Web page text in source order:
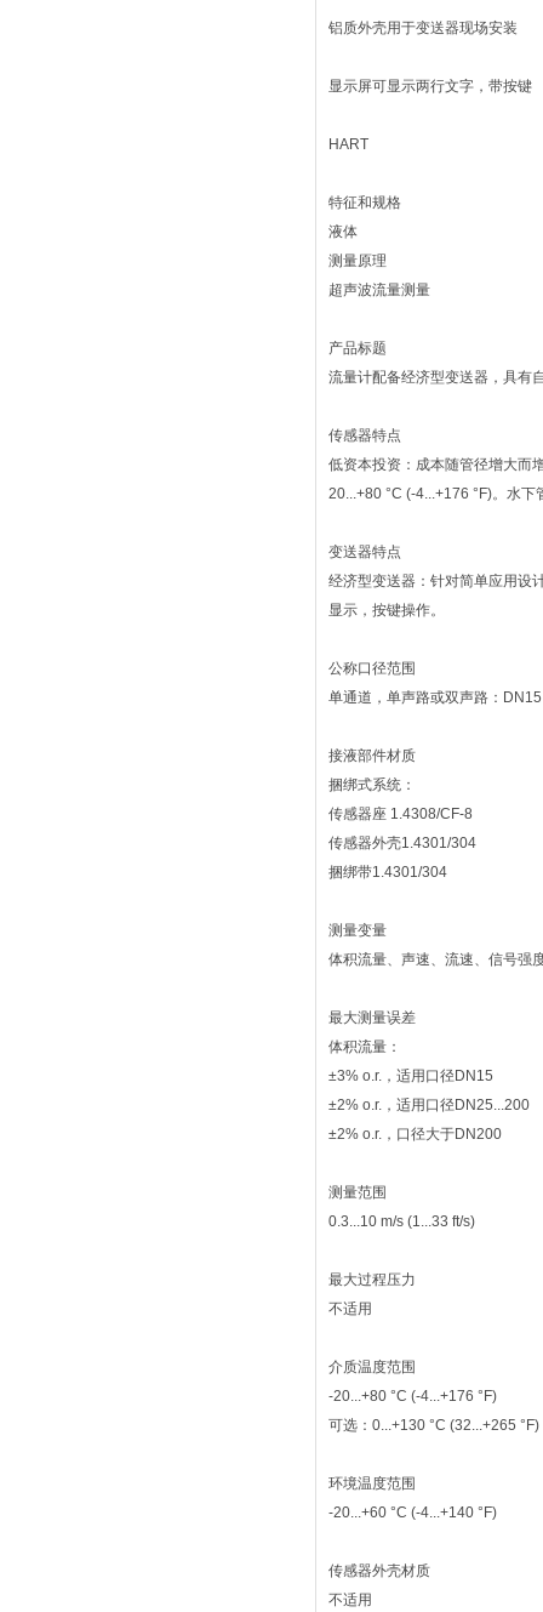
铝质外壳用于变送器现场安装
显示屏可显示两行文字，带按键
HART
特征和规格
液体
测量原理
超声波流量测量
产品标题
流量计配备经济型变送器，具有
传感器特点
低资本投资：成本随管径增大而
20...+80 °C (-4...+176 °F)。水
变送器特点
经济型变送器：针对简单应用设
显示，按键操作。
公称口径范围
单通道，单声路或双声路：
接液部件材质
捆绑式系统：
传感器座 1.4308/CF-8
传感器外壳1.4301/304
捆绑带1.4301/304
测量变量
体积流量、声速、流速、信号强
最大测量误差
体积流量：
±3% o.r.，适用口径DN15
±2% o.r.，适用口径DN25...200
±2% o.r.，口径大于DN200
测量范围
0.3...10 m/s (1...33 ft/s)
最大过程压力
不适用
介质温度范围
-20...+80 °C (-4...+176 °F)
可选：0...+130 °C (32...+265 °F)
环境温度范围
-20...+60 °C (-4...+140 °F)
传感器外壳材质
不适用